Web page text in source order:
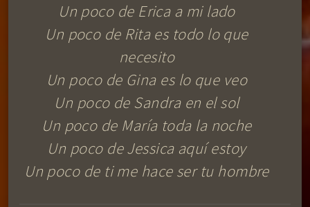
Un poco de Erica a mi lado
Un poco de Rita es todo lo que
necesito
Un poco de Gina es lo que veo
Un poco de Sandra en el sol
Un poco de María toda la noche
Un poco de Jessica aquí estoy
Un poco de ti me hace ser tu hombre